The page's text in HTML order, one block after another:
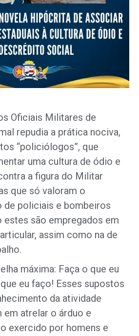
Oficiais Militares de
repudia a prática nociva,
“policiólogos”, que
uma cultura de ódio e
a figura do Militar
que só valoram o
de policiais e bombeiros
estes são empregados em
assim como na de
máxima: Faça o que eu
eu faço! Esses supostos
da atividade
em atrelar o árduo e
exercido por homens e